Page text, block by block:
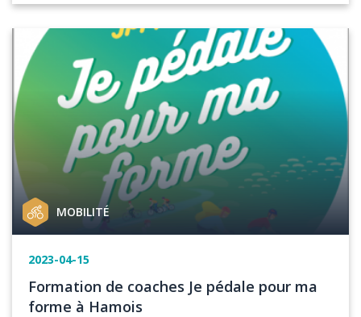
Image
Catégorie
de
MOBILITÉ
Date
de
l'événement
2023-04-15
Titre
de
Formation de coaches Je pédale pour ma
forme à Hamois